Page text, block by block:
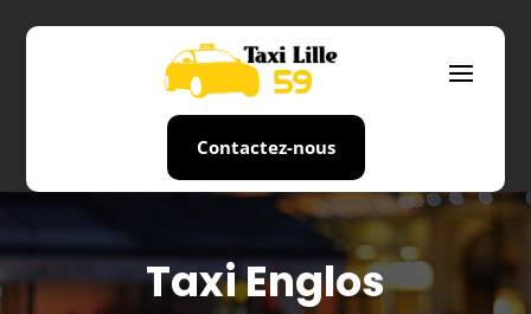
Contactez-nous
Taxi Englos